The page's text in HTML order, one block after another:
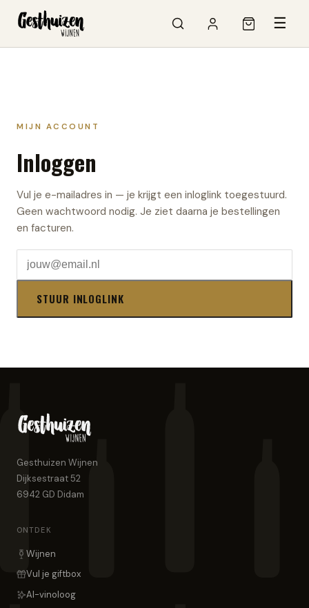
☰
MIJN ACCOUNT
Inloggen
Vul je e-mailadres in — je krijgt een inloglink toegestuurd.
Geen wachtwoord nodig. Je ziet daarna je bestellingen
en facturen.
STUUR INLOGLINK
Gesthuizen Wijnen
Dijksestraat 52
6942 GD Didam
ONTDEK
Wijnen
Vul je giftbox
AI-vinoloog